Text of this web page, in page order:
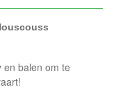
en balen om te